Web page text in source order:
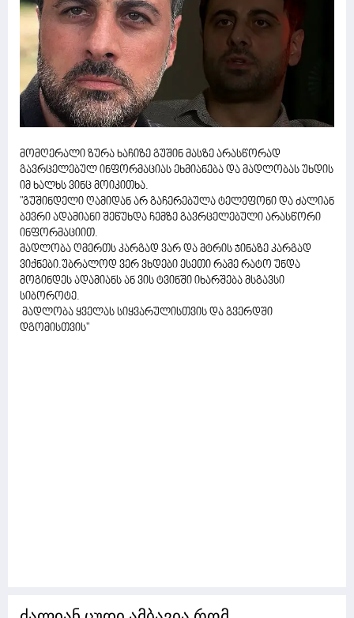
მომღერალი ზურა ხაჩიზე გუშინ მასზე არასწორად
გავრცელებულ ინფორმაციას ეხმიანება და მადლობას უხდის
იმ ხალხს ვინც მოიკითხა.
"გუშინდელი ღამიდან არ გაჩერებულა ტელეფონი და ძალიან
ბევრი ადამიანი შეწუხდა ჩემზე გავრცელებული არასწორი
ინფორმაციით.
მადლობა ღმერთს კარგად ვარ და მტრის ჯინაზე კარგად
ვიქნები.უბრალოდ ვერ ვხდები ესეთი რამე რატო უნდა
მოგინდეს ადამიანს ან ვის ტვინში იხარშება მსგავსი
სიბოროტე.
მადლობა ყველას სიყვარულისთვის და გვერდში
დგომისთვის"